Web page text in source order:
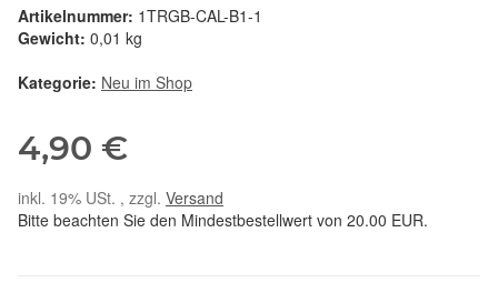
Artikelnummer: 1TRGB-CAL-B1-1
Gewicht: 0,01 kg
Kategorie: Neu im Shop
4,90 €
inkl. 19% USt. , zzgl. Versand
Bitte beachten Sie den Mindestbestellwert von 20.00 EUR.